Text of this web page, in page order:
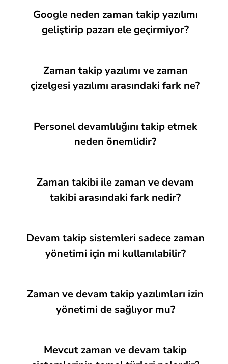
Google neden zaman takip yazılımı
geliştirip pazarı ele geçirmiyor?
Zaman takip yazılımı ve zaman
çizelgesi yazılımı arasındaki fark ne?
Personel devamlılığını takip etmek
neden önemlidir?
Zaman takibi ile zaman ve devam
takibi arasındaki fark nedir?
Devam takip sistemleri sadece zaman
yönetimi için mi kullanılabilir?
Zaman ve devam takip yazılımları izin
yönetimi de sağlıyor mu?
Mevcut zaman ve devam takip